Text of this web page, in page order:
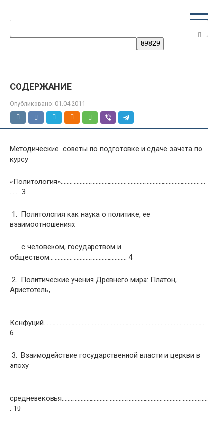
СОДЕРЖАНИЕ
Опубликовано: 01.04.2011
Методические советы по подготовке и сдаче зачета по
курсу
«Политология»………………………………………………………………………………………
……. 3
1. Политология как наука о политике, ее
взаимоотношениях
с человеком, государством и
обществом…………………………………………….. 4
2. Политические учения Древнего мира: Платон,
Аристотель,
Конфуций………………………………………………………………………………………………..
6
3. Взаимодействие государственной власти и церкви в
эпоху
средневековья……………………………………………………………………………………….
. 10